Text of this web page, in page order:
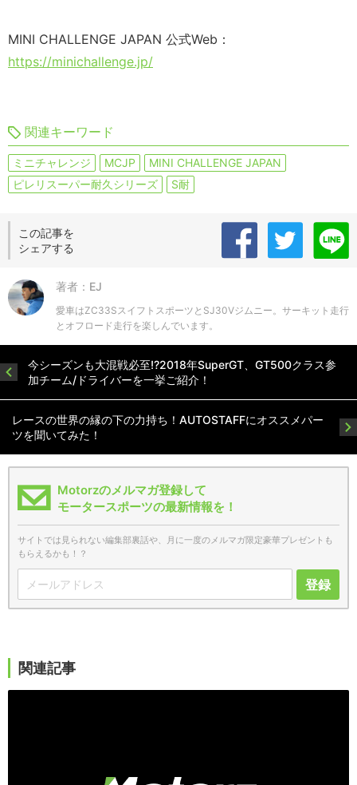
MINI CHALLENGE JAPAN 公式Web：
https://minichallenge.jp/
関連キーワード
ミニチャレンジ MCJP
MINI CHALLENGE JAPAN
ピレリスーパー耐久シリーズ
S耐
この記事を
シェアする
著者：EJ
愛車はZC33SスイフトスポーツとSJ30Vジムニー。サーキット走行
とオフロード走行を楽しんでいます。
今シーズンも大混戦必至!?2018年SuperGT、GT500クラス参
加チーム/ドライバーを一挙ご紹介！
レースの世界の縁の下の力持ち！AUTOSTAFFにオススメパー
ツを聞いてみた！
Motorzのメルマガ登録して
モータースポーツの最新情報を！
サイトでは見られない編集部裏話や、月に一度のメルマガ限定豪華プレゼントも
もらえるかも！？
登録
関連記事